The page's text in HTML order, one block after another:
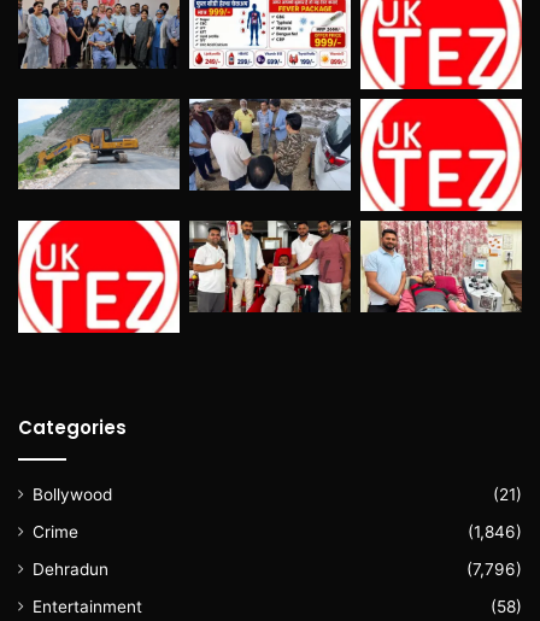
Categories
Bollywood
(21)
Crime
(1,846)
Dehradun
(7,796)
Entertainment
(58)